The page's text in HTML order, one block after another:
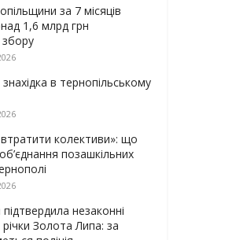
за 7 місяців
1,6 млрд грн
збору
в тернопільському
колективи»: що
позашкільних
підтвердила незаконні
Золота Липа: за